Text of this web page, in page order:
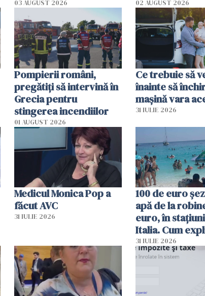
România resimte
efectele, deși a plouat
în iulie
03 AUGUST 2026 02 AUGUST 2026
Pompierii români,
pregătiţi să intervină în
Grecia pentru
stingerea incendiilor
01 AUGUST 2026
Ce trebuie să
înainte să
mașină vara
31 IULIE 2026
Medicul Monica Pop a
făcut AVC
31 IULIE 2026
100 de euro
apă de la
euro, în
Italia. Cum
autoritățile
31 IULIE 2026